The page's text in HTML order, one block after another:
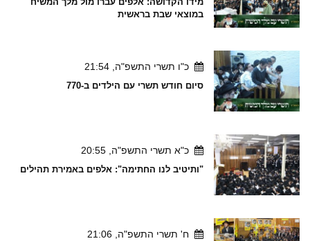
במוצאי שבת בראשית
כ"ו תשרי התשפ"ה, 21:54
סיום חודש תשרי עם הילדים ב-770
כ"א תשרי התשפ"ה, 20:55
"ותיטיב לנו החתימה": אלפים באמירת תהילים
ח' תשרי התשפ"ה, 21:06